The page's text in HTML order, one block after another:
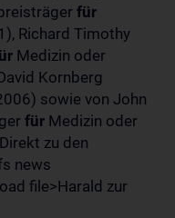
für
Richard Timothy
Medizin oder
Kornberg
sowie von John
für Medizin oder
zu den
news
file>Harald zur